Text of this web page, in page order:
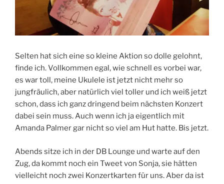
Selten hat sich eine so kleine Aktion so dolle gelohnt,
finde ich. Vollkommen egal, wie schnell es vorbei war,
es war toll, meine Ukulele ist jetzt nicht mehr so
jungfräulich, aber natürlich viel toller und ich weiß jetzt
schon, dass ich ganz dringend beim nächsten Konzert
dabei sein muss. Auch wenn ich ja eigentlich mit
Amanda Palmer gar nicht so viel am Hut hatte. Bis jetzt.
Abends sitze ich in der DB Lounge und warte auf den
Zug, da kommt noch ein Tweet von Sonja, sie hätten
vielleicht noch zwei Konzertkarten für uns. Aber da ist